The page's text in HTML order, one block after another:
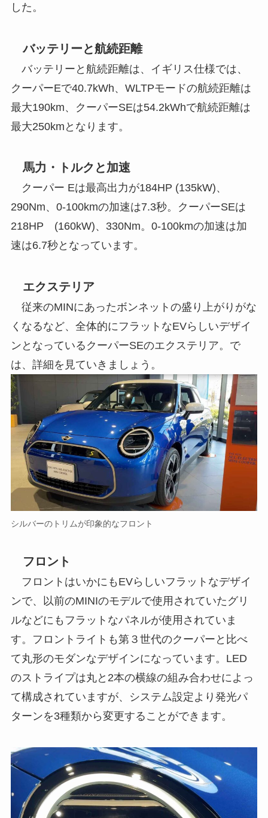
した。
バッテリーと航続距離
バッテリーと航続距離は、イギリス仕様では、
クーパーEで40.7kWh、WLTPモードの航続距離は
最大190km、クーパーSEは54.2kWhで航続距離は
最大250kmとなります。
馬力・トルクと加速
クーパー Eは最高出力が184HP (135kW)、
290Nm、0-100kmの加速は7.3秒。クーパーSEは
218HP (160kW)、330Nm。0-100kmの加速は加
速は6.7秒となっています。
エクステリア
従来のMINにあったボンネットの盛り上がりがな
くなるなど、全体的にフラットなEVらしいデザイ
ンとなっているクーパーSEのエクステリア。で
は、詳細を見ていきましょう。
シルバーのトリムが印象的なフロント
フロント
フロントはいかにもEVらしいフラットなデザイ
ンで、以前のMINIのモデルで使用されていたグリ
ルなどにもフラットなパネルが使用されていま
す。フロントライトも第３世代のクーパーと比べ
て丸形のモダンなデザインになっています。LED
のストライプは丸と2本の横線の組み合わせによっ
て構成されていますが、システム設定より発光パ
ターンを3種類から変更することができます。